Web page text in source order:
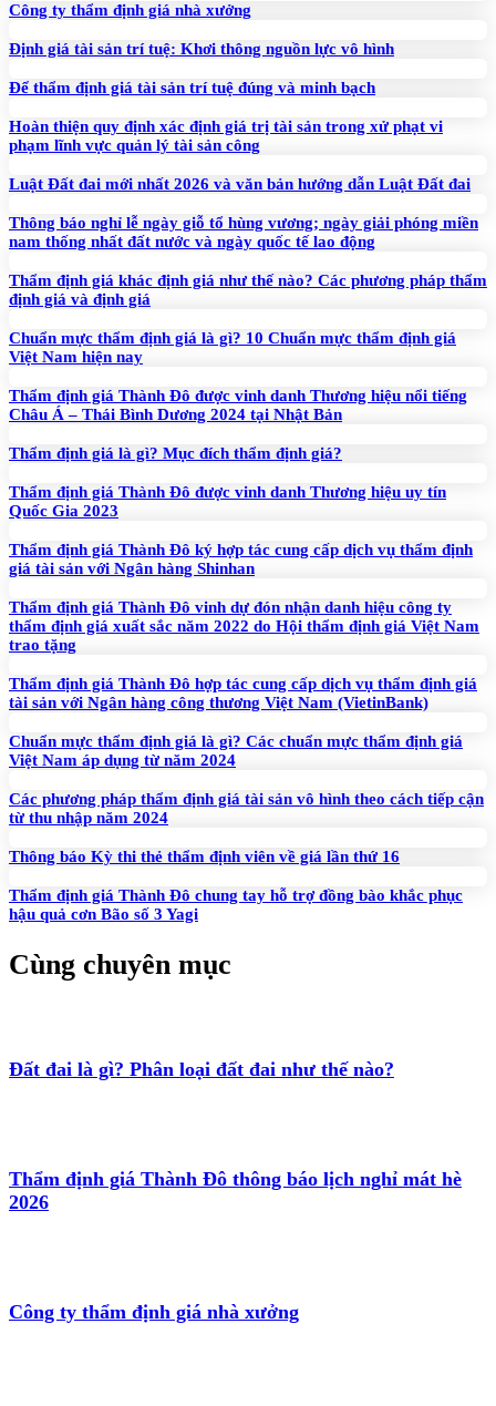
Công ty thẩm định giá nhà xưởng
Định giá tài sản trí tuệ: Khơi thông nguồn lực vô hình
Để thẩm định giá tài sản trí tuệ đúng và minh bạch
Hoàn thiện quy định xác định giá trị tài sản trong xử phạt vi
phạm lĩnh vực quản lý tài sản công
Luật Đất đai mới nhất 2026 và văn bản hướng dẫn Luật Đất đai
Thông báo nghỉ lễ ngày giỗ tổ hùng vương; ngày giải phóng miền
nam thống nhất đất nước và ngày quốc tế lao động
Thẩm định giá khác định giá như thế nào? Các phương pháp thẩm
định giá và định giá
Chuẩn mực thẩm định giá là gì? 10 Chuẩn mực thẩm định giá
Việt Nam hiện nay
Thẩm định giá Thành Đô được vinh danh Thương hiệu nổi tiếng
Châu Á – Thái Bình Dương 2024 tại Nhật Bản
Thẩm định giá là gì? Mục đích thẩm định giá?
Thẩm định giá Thành Đô được vinh danh Thương hiệu uy tín
Quốc Gia 2023
Thẩm định giá Thành Đô ký hợp tác cung cấp dịch vụ thẩm định
giá tài sản với Ngân hàng Shinhan
Thẩm định giá Thành Đô vinh dự đón nhận danh hiệu công ty
thẩm định giá xuất sắc năm 2022 do Hội thẩm định giá Việt Nam
trao tặng
Thẩm định giá Thành Đô hợp tác cung cấp dịch vụ thẩm định giá
tài sản với Ngân hàng công thương Việt Nam (VietinBank)
Chuẩn mực thẩm định giá là gì? Các chuẩn mực thẩm định giá
Việt Nam áp dụng từ năm 2024
Các phương pháp thẩm định giá tài sản vô hình theo cách tiếp cận
từ thu nhập năm 2024
Thông báo Kỳ thi thẻ thẩm định viên về giá lần thứ 16
Thẩm định giá Thành Đô chung tay hỗ trợ đồng bào khắc phục
hậu quả cơn Bão số 3 Yagi
Cùng chuyên mục
Đất đai là gì? Phân loại đất đai như thế nào?
Thẩm định giá Thành Đô thông báo lịch nghỉ mát hè
2026
Công ty thẩm định giá nhà xưởng